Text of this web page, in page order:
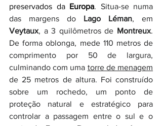
preservados da Europa. Situa-se numa
das margens do Lago Léman, em
Veytaux, a 3 quilômetros de Montreux.
De forma oblonga, mede 110 metros de
comprimento por 50 de largura,
culminando com uma torre de menagem
de 25 metros de altura. Foi construído
sobre um rochedo, um ponto de
proteção natural e estratégico para
controlar a passagem entre o sul e o